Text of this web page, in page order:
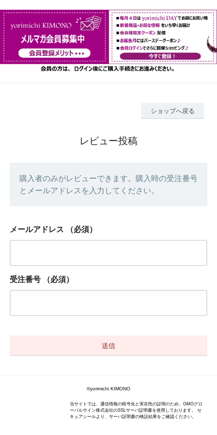
ショップへ戻る
レビュー投稿
購入者のみがレビューできます。購入時の受注番号
とメールアドレスを入力してください。
メールアドレス （必須）
受注番号 （必須）
©yorimichi KIMONO
当サイトでは、通信情報の暗号化と実在性の証明のため、GMOグロ
ーバルサイン株式会社のSSLサーバ証明書を使用しております。 セ
キュアシールより、サーバ証明書の検証結果をご確認ください。